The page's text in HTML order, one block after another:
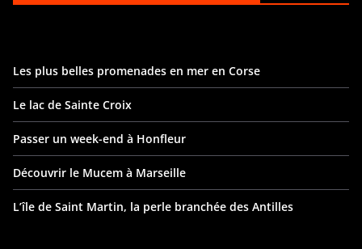
Les plus belles promenades en mer en Corse
Le lac de Sainte Croix
Passer un week-end à Honfleur
Découvrir le Mucem à Marseille
L’île de Saint Martin, la perle branchée des Antilles